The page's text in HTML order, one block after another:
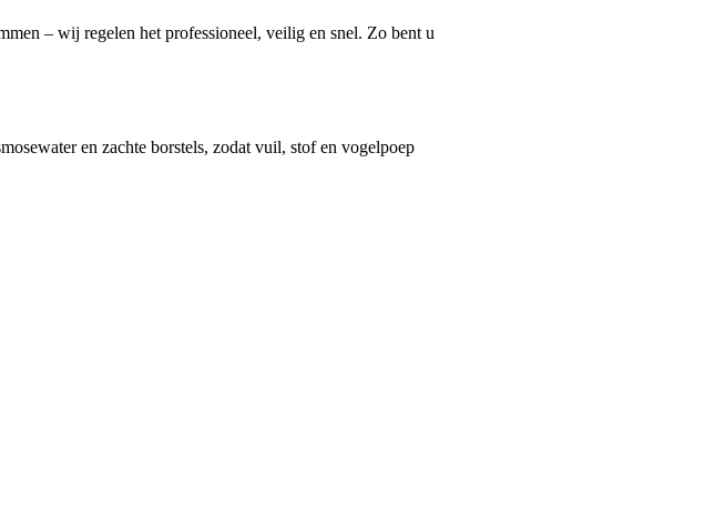
– wij regelen het professioneel, veilig en snel. Zo bent u
en zachte borstels, zodat vuil, stof en vogelpoep